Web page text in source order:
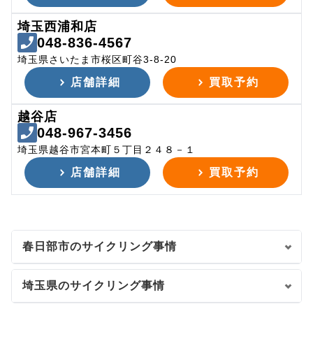
埼玉西浦和店
048-836-4567
埼玉県さいたま市桜区町谷3-8-20
店舗詳細 買取予約
越谷店
048-967-3456
埼玉県越谷市宮本町５丁目２４８－１
店舗詳細 買取予約
春日部市のサイクリング事情
埼玉県のサイクリング事情